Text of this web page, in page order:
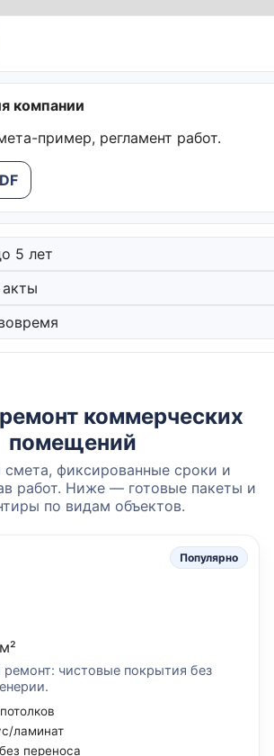
компании
пример, регламент работ.
5 лет
коммерческих
помещений
смета, фиксированные сроки и
работ. Ниже — готовые пакеты и
по видам объектов.
Популярно
ремонт: чистовые покрытия без
ламинат
переноса